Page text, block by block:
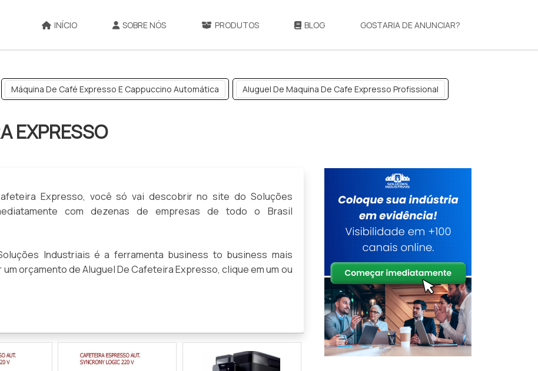
INÍCIO SOBRE NÓS PRODUTOS BLOG GOSTARIA DE ANUNCIAR?
Máquina De Café Expresso E Cappuccino Automática Aluguel De Maquina De Cafe Expresso Profissional
EXPRESSO
Expresso, você só vai descobrir no site do Soluções
com dezenas de empresas de todo o Brasil
Industriais é a ferramenta business to business mais
orçamento de Aluguel De Cafeteira Expresso, clique em um ou